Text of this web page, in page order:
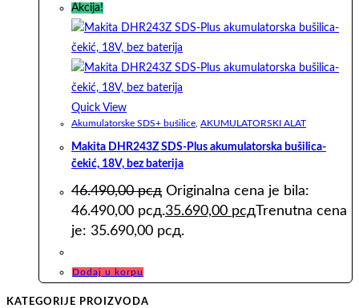
Akcija!
Quick View
Akumulatorske SDS+ bušilice, AKUMULATORSKI ALAT
Makita DHR243Z SDS-Plus akumulatorska bušilica-
čekić, 18V, bez baterija
46.490,00рсд Originalna cena je bila:
46.490,00 рсд.35.690,00 рсдTrenutna cena
je: 35.690,00 рсд.
Dodaj u korpu
KATEGORIJE PROIZVODA